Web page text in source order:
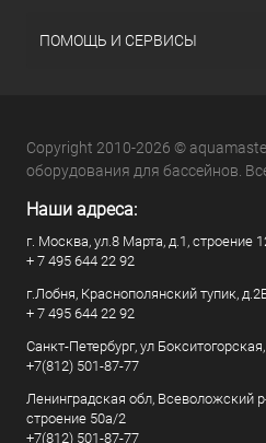
ПОМОЩЬ И СЕРВИСЫ
Copyright 2010-2026 ©
оборудования для бассейнов.
Наши адреса:
г. Москва, ул.8 Марта, д.1, строение
+ 7 495 644 22 92
г.Лобня, Краснополянский тупик,
+ 7 495 644 22 92
Санкт-Петербург, ул Бокситогорская,
+7(812) 501-87-77
Ленинградская обл, Всеволожский
строение 50а/2
+7(812) 501-87-77